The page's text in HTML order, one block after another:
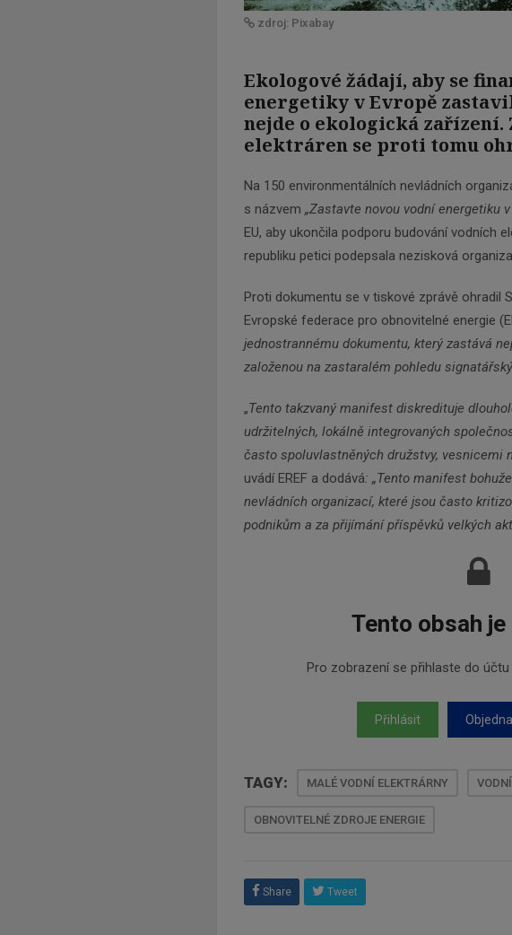
zdroj: Pixabay
Ekologové žádají, aby se
energetiky v Evropě
nejde o ekologická
elektráren se proti tomu
Na 150 environmentálních nevládních
s názvem „Zastavte novou vodní energetiku v
EU, aby ukončila podporu budování vodních
republiku petici podepsala nezisková
Proti dokumentu se v tiskové zprávě ohradil
Evropské federace pro obnovitelné energie
jednostrannému dokumentu, který zastává
založenou na zastaralém pohledu
„Tento takzvaný manifest diskredituje
udržitelných, lokálně integrovaných
často spoluvlastněných družstvy, vesnicemi
uvádí EREF a dodává: „Tento manifest
nevládních organizací, které jsou často
podnikům a za přijímání příspěvků velkých
Tento obsah je
Pro zobrazení se přihlaste do
Přihlásit
TAGY: MALÉ VODNÍ ELEKTRÁRNY
OBNOVITELNÉ ZDROJE ENERGIE
Share Tweet